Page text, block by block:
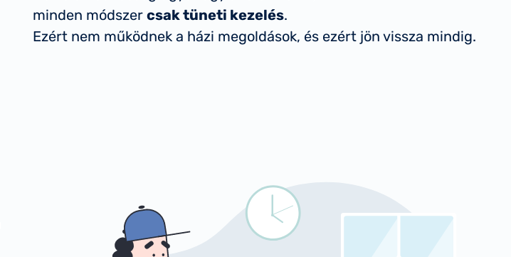
minden módszer csak tüneti kezelés.
Ezért nem működnek a házi megoldások, és ezért jön vissza mindig.